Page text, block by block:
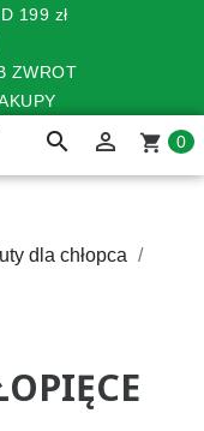
199 zł
ZWROT
search  shopping_cart 0
dla chłopca